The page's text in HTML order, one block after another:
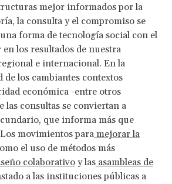
mejor informados por la
la consulta y el compromiso se
forma de tecnología social con el
los resultados de nuestra
e internacional. En la
de los cambiantes contextos
económica -entre otros
las consultas se conviertan a
que informa más que
movimientos para mejorar la
el uso de métodos más
colaborativo y las asambleas de
a las instituciones públicas a